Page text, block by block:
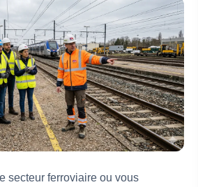
secteur ferroviaire ou vous